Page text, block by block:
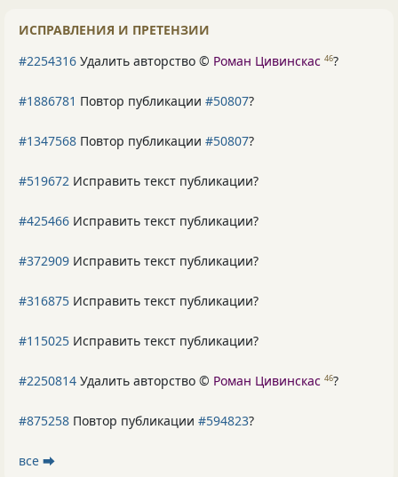
ИСПРАВЛЕНИЯ И ПРЕТЕНЗИИ
#2254316 Удалить авторство © Роман Цивинскас 46?
#1886781 Повтор публикации #50807?
#1347568 Повтор публикации #50807?
#519672 Исправить текст публикации?
#425466 Исправить текст публикации?
#372909 Исправить текст публикации?
#316875 Исправить текст публикации?
#115025 Исправить текст публикации?
#2250814 Удалить авторство © Роман Цивинскас 46?
#875258 Повтор публикации #594823?
все ⮕